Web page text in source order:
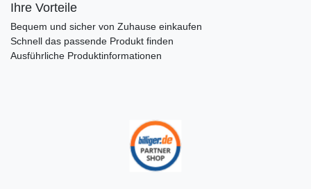
Ihre Vorteile
Bequem und sicher von Zuhause einkaufen
Schnell das passende Produkt finden
Ausführliche Produktinformationen